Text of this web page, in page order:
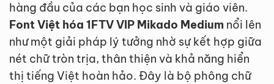
hàng đầu của các bạn học sinh và giáo viên.
Font Việt hóa 1FTV VIP Mikado Medium nổi lên
như một giải pháp lý tưởng nhờ sự kết hợp giữa
nét chữ tròn trịa, thân thiện và khả năng hiển
thị tiếng Việt hoàn hảo. Đây là bộ phông chữ